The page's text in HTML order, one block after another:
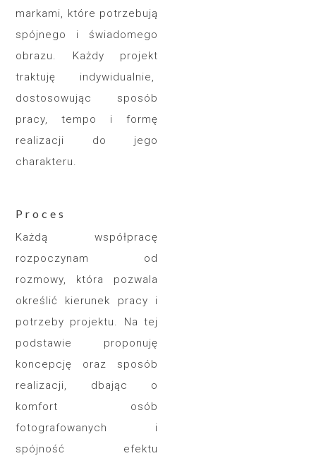
markami, które potrzebują
spójnego i świadomego
obrazu. Każdy projekt
traktuję indywidualnie,
dostosowując sposób
pracy, tempo i formę
realizacji do jego
charakteru.
Proces
Każdą współpracę
rozpoczynam od
rozmowy, która pozwala
określić kierunek pracy i
potrzeby projektu. Na tej
podstawie proponuję
koncepcję oraz sposób
realizacji, dbając o
komfort osób
fotografowanych i
spójność efektu